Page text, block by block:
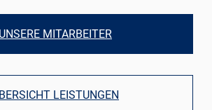
UNSERE MITARBEITER
LEISTUNGEN